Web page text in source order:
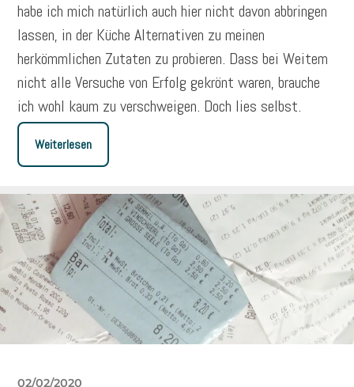
habe ich mich natürlich auch hier nicht davon abbringen
lassen, in der Küche Alternativen zu meinen
herkömmlichen Zutaten zu probieren. Dass bei Weitem
nicht alle Versuche von Erfolg gekrönt waren, brauche
ich wohl kaum zu verschweigen. Doch lies selbst.
Weiterlesen
02/02/2020